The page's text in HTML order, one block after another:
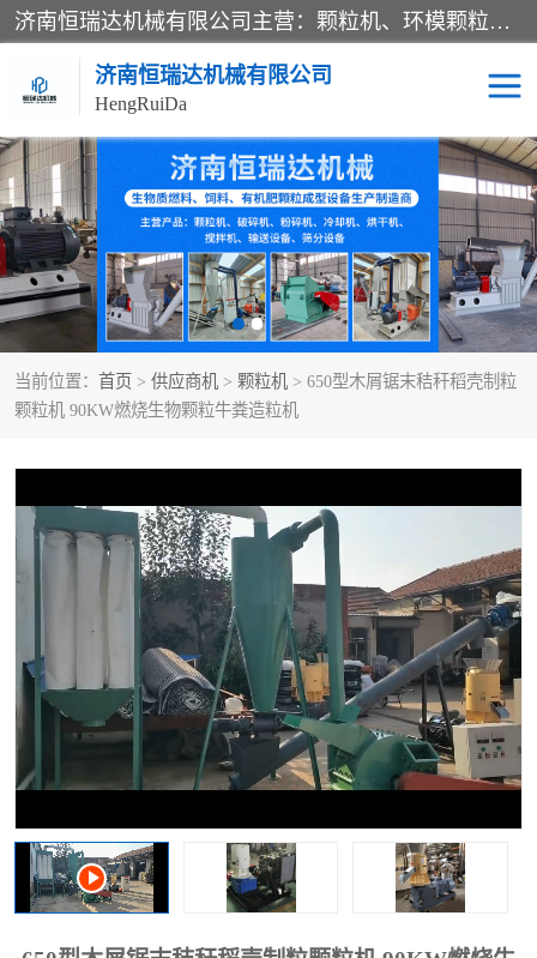
济南恒瑞达机械有限公司主营：颗粒机、环模颗粒机、平模颗粒机、粉碎机、滚筒筛分机、冷却机、颗粒燃烧机、生物质颗粒机、木屑颗粒机、秸秆颗粒机、饲料颗粒机、燃料颗粒机、木材粉碎机、秸秆粉碎机、饲料粉碎机、颗粒冷却机、锯末滚筒筛、锤片粉碎机、滚筒筛、搅拌机等产品。
济南恒瑞达机械有限公司
HengRuiDa
当前位置： 首页 > 供应商机 > 颗粒机 > 650型木屑锯末秸秆稻壳制粒
颗粒机 90KW燃烧生物颗粒牛粪造粒机
颗粒机 环模颗粒机
平模颗粒机 生物质颗粒机
秸秆颗粒机 饲料颗粒机
燃料颗粒机 木屑颗粒机
木材粉碎机 锤片粉碎机
搅拌机 冷却机
颗粒冷却机 颗粒燃烧机
滚筒筛 滚筒筛分机
锯末滚筒筛